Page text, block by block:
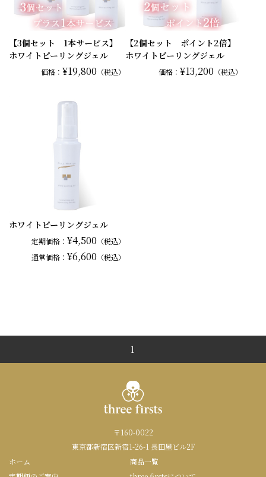
【3個セット 1本サービス】
ホワイトピーリングジェル
価格： ¥19,800 （税込）
【2個セット ポイント2倍】
ホワイトピーリングジェル
価格： ¥13,200 （税込）
ホワイトピーリングジェル
定期価格：¥4,500 （税込）
通常価格：¥6,600 （税込）
1
〒160-0022
東京都新宿区新宿1-26-1 長田屋ビル2F
ホーム
商品一覧